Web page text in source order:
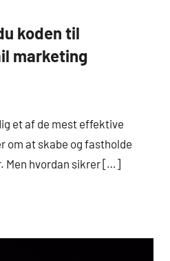
koden til
marketing
et af de mest effektive
om at skabe og fastholde
Men hvordan sikrer […]